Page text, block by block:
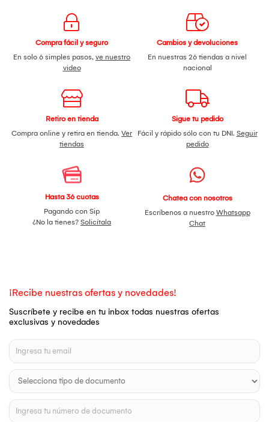
Compra fácil y seguro
En solo 6 simples pasos, ve nuestro
video
Cambios y devoluciones
En nuestras 26 tiendas a nivel
nacional
Retiro en tienda
Compra online y retira en tienda. Ver
tiendas
Sigue tu pedido
Fácil y rápido sólo con tu DNI. Seguir
pedido
Hasta 36 cuotas
Pagando con Sip
¿No la tienes? Solicítala
Chatea con nosotros
Escríbenos a nuestro Whatsapp
Chat
¡Recibe nuestras ofertas y novedades!
Suscríbete y recibe en tu inbox todas nuestras ofertas
exclusivas y novedades